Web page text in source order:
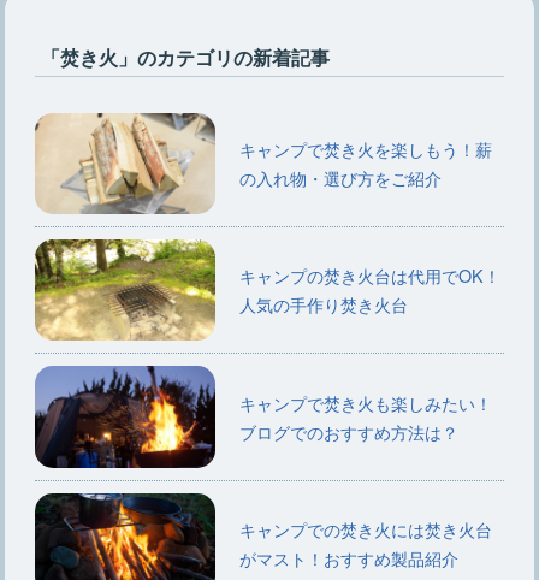
「焚き火」のカテゴリの新着記事
キャンプで焚き火を楽しもう！薪
の入れ物・選び方をご紹介
キャンプの焚き火台は代用でOK！
人気の手作り焚き火台
キャンプで焚き火も楽しみたい！
ブログでのおすすめ方法は？
キャンプでの焚き火には焚き火台
がマスト！おすすめ製品紹介